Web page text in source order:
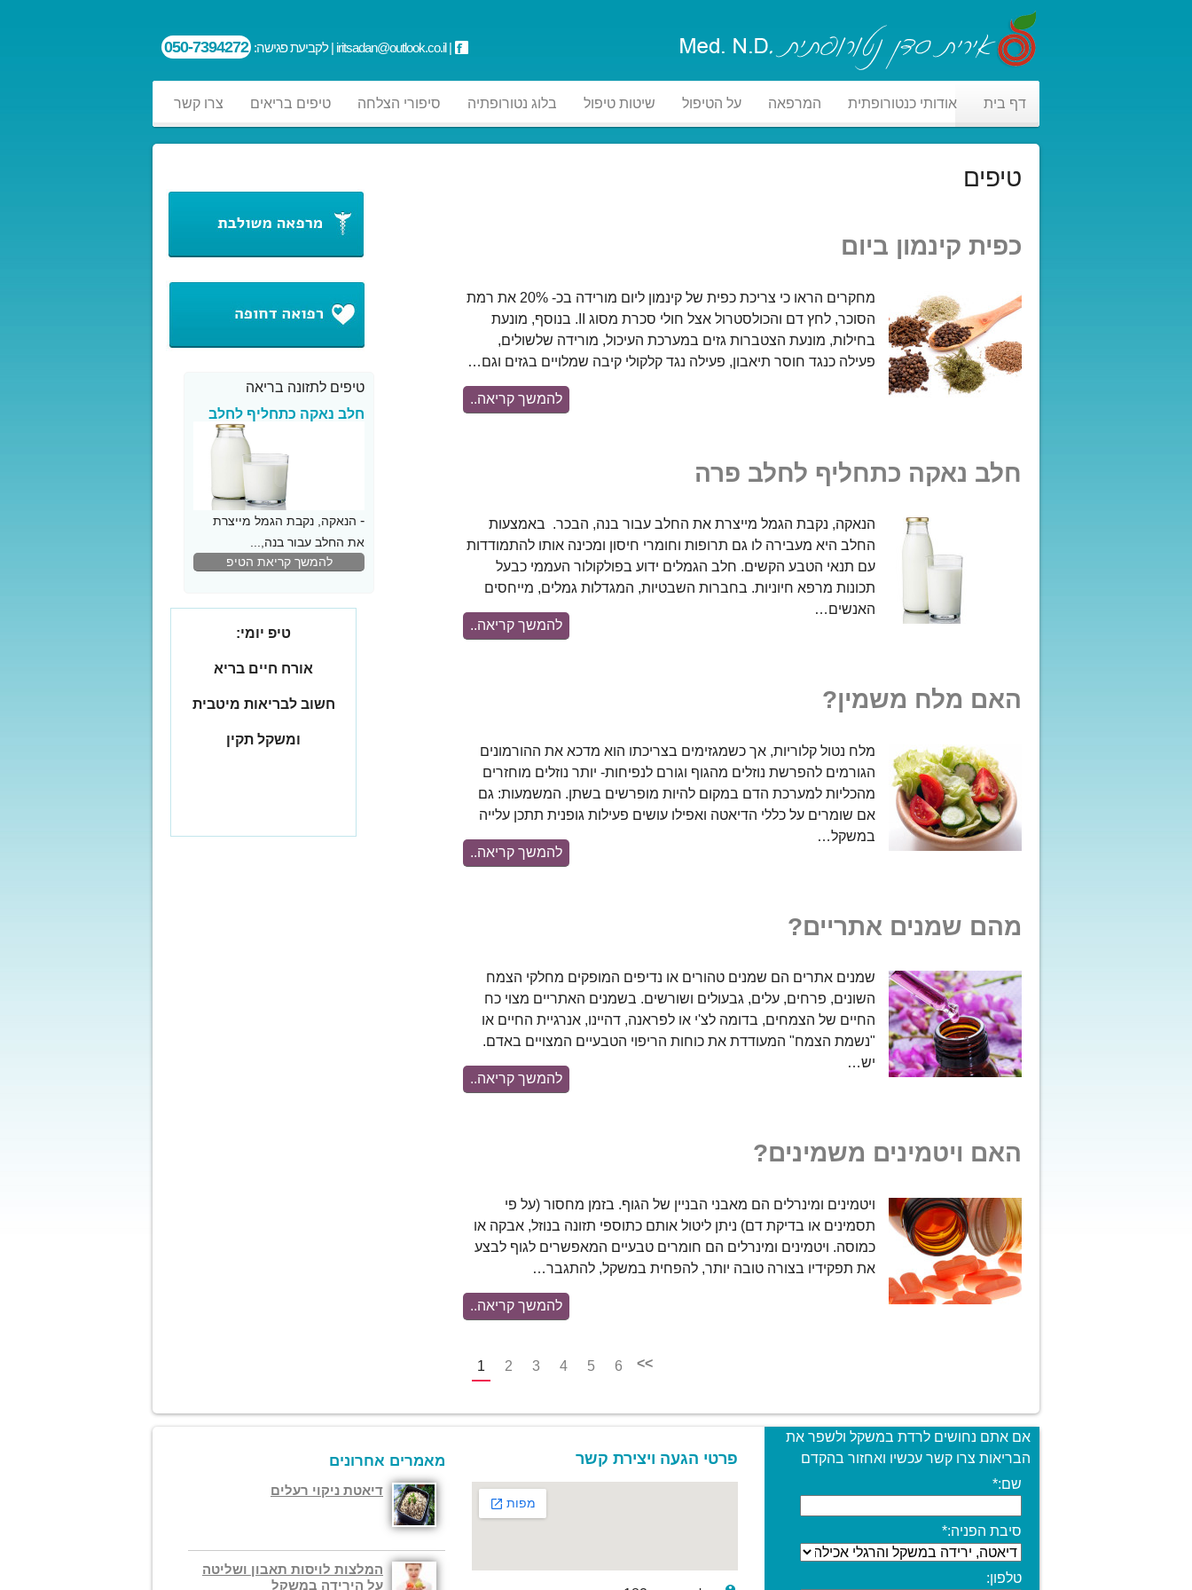
|
iritsadan@outlook.co.il | לקביעת פגישה: 050-7394272
דף בית אודותי כנטורופתית המרפאה על הטיפול שיטות טיפול בלוג נטורופתיה סיפורי הצלחה טיפים בריאים צרו קשר
טיפים
כפית קינמון ביום
מחקרים הראו כי צריכת כפית של קינמון ליום מורידה בכ- 20% את רמת
הסוכר, לחץ דם והכולסטרול אצל חולי סכרת מסוג II. בנוסף, מונעת
בחילות, מונעת הצטברות גזים במערכת העיכול, מורידה שלשולים,
פעילה כנגד חוסר תיאבון, פעילה נגד קלקולי קיבה שמלויים בגזים וגם…
להמשך קריאה..
חלב נאקה כתחליף לחלב פרה
הנאקה, נקבת הגמל מייצרת את החלב עבור בנה, הבכר. באמצעות
החלב היא מעבירה לו גם תרופות וחומרי חיסון ומכינה אותו להתמודדות
עם תנאי הטבע הקשים. חלב הגמלים ידוע בפולקולור העממי כבעל
תכונות מרפא חיוניות. בחברות השבטיות, המגדלות גמלים, מייחסים
האנשים…
להמשך קריאה..
האם מלח משמין?
מלח נטול קלוריות, אך כשמגזימים בצריכתו הוא מדכא את ההורמונים
הגורמים להפרשת נוזלים מהגוף וגורם לנפיחות- יותר נוזלים מוחזרים
מהכליות למערכת הדם במקום להיות מופרשים בשתן. המשמעות: גם
אם שומרים על כללי הדיאטה ואפילו עושים פעילות גופנית תתכן עלייה
במשקל…
להמשך קריאה..
מהם שמנים אתריים?
שמנים אתרים הם שמנים טהורים או נדיפים המופקים מחלקי הצמח
השונים, פרחים, עלים, גבעולים ושורשים. בשמנים האתריים מצוי כח
החיים של הצמחים, בדומה לצ'י או לפראנה, דהיינו, אנרגיית החיים או
"נשמת הצמח" המעודדת את כוחות הריפוי הטבעיים המצויים באדם.
יש…
להמשך קריאה..
האם ויטמינים משמינים?
ויטמינים ומינרלים הם מאבני הבניין של הגוף. בזמן מחסור (על פי
תסמינים או בדיקת דם) ניתן ליטול אותם כתוספי תזונה בנוזל, אבקה או
כמוסה. ויטמינים ומינרלים הם חומרים טבעיים המאפשרים לגוף לבצע
את תפקידיו בצורה טובה יותר, להפחית במשקל, להתגבר…
להמשך קריאה..
1 2 3 4 5 6 >>
טיפים לתזונה בריאה
חלב נאקה כתחליף לחלב
- הנאקה, נקבת הגמל מייצרת
את החלב עבור בנה,...
להמשך קריאת הטיפ
טיפ יומי:
אורח חיים בריא
חשוב לבריאות מיטבית
ומשקל תקין
אם אתם נחושים לרדת במשקל ולשפר את
הבריאות צרו קשר עכשיו ואחזור בהקדם
שם:*
סיבת הפניה:*
טלפון:
פרטי הגעה ויצירת קשר מאמרים אחרונים
דיאטת ניקוי רעלים
המלצות לויסות תאבון ושליטה
על הירידה במשקל